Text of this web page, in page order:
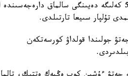
باكۋدە وتكەن جاسوسپىرىمدەر اراسىنداعى الەم چەمپيوناتىندا 55 كەلىگە دەيىنگى
تۇلپار سىيعا تارتىلدى.
جولىندا قولداۋ كورسەتكەن